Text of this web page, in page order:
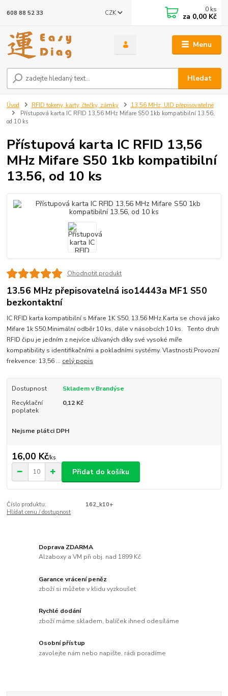
Menu
CZK
Hledat
608 88 52 33 0 ks
za 0,00 Kč
Úvod RFID tokeny, karty, čtečky, zámky
13,56 MHz, UID přepisovatelné
Přístupová karta IC RFID 13,56 MHz Mifare S50 1kb kompatibilní 13.56,
od 10 ks
Přístupová karta IC RFID 13,56
MHz Mifare S50 1kb kompatibilní
13.56, od 10 ks
Ohodnotit produkt
13.56 MHz přepisovatelná iso14443a MF1 S50
bezkontaktní
IC RFID karta kompatibilní s Mifare 1K S50, 13.56 MHz.Karta se chová jako
Mifare 1k S50.Minimální odběr 10 ks, dále v násobcích 10 ks. Tento druh
RFID čipu je jedním z nejvíce užívaných díky své vysoké míře
kompatibility s identifikačními a pokladními systémy. Vlastnosti:Provozní
frekvence: 13,56 ... celý popis
Dostupnost
Skladem v Brandýse
Recyklační
poplatek
0,12 Kč
Nejsme plátci DPH
16,00 Kč/ks
Přidat do košíku
Číslo produktu:
162_k10+
Hlídat cenu / dostupnost
Doprava ZDARMA
Alzaboxy a VM při obj. nad 1899 Kč
Garance vrácení peněz
zboží si můžete v klidu vyzkoušet
Rychlé dodání
zboží máme skladem, balíček ihned odesíláme
Osobní přístup
zavolejte nám nebo napište, rádi poradíme